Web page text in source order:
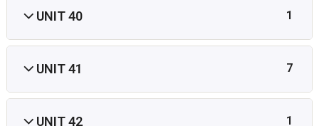
UNIT 40 1
UNIT 41 7
UNIT 42 1